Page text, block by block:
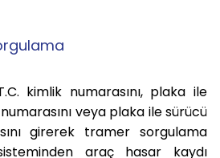
kimlik numarasını, plaka ile
veya plaka ile sürücü
girerek tramer sorgulama
araç hasar kaydı